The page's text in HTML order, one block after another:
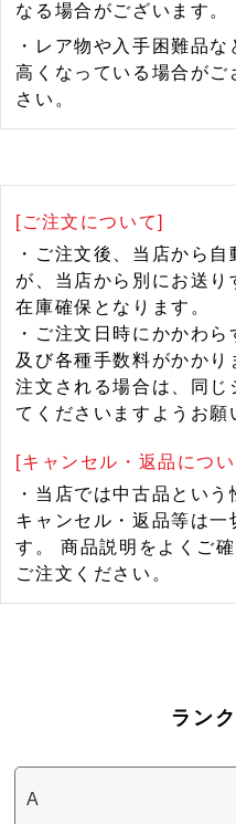
なる場合がございます。
・レア物や入手困難品
高くなっている場合が
さい。
[ご注文について]
・ご注文後、当店から
が、当店から別にお送り
在庫確保となります。
・ご注文日時にかかわ
及び各種手数料がかか
注文される場合は、同
てくださいますようお願
[キャンセル・返品につ
・当店では中古品とい
キャンセル・返品等は一
す。 商品説明をよくご
ご注文ください。
ラン